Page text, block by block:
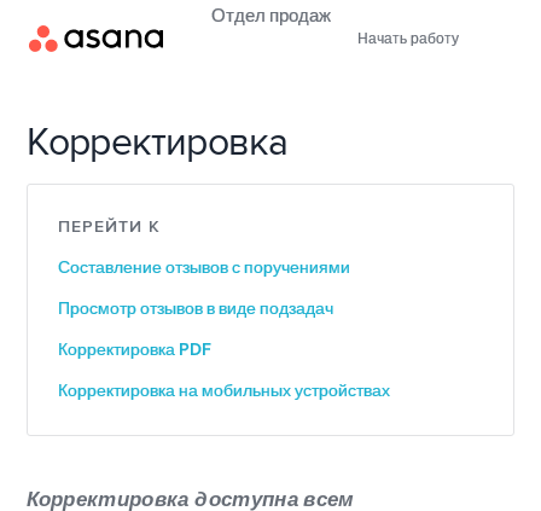
Начать работу
Отдел продаж
Корректировка
ПЕРЕЙТИ К
Составление отзывов с поручениями
Просмотр отзывов в виде подзадач
Корректировка PDF
Корректировка на мобильных устройствах
Корректировка доступна всем